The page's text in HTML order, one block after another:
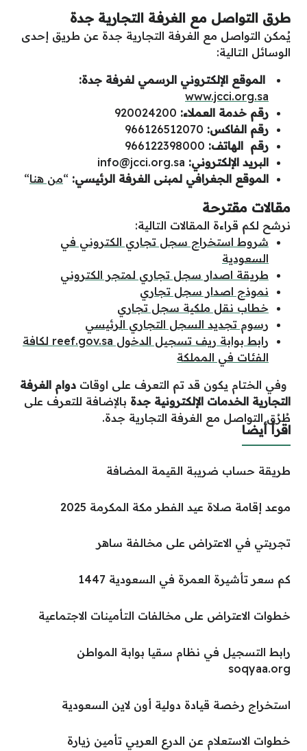
طرق التواصل مع الغرفة التجارية جدة
يُمكن التواصل مع الغرفة التجارية جدة عن طريق إحدى
الوسائل التالية:
الموقع الإلكتروني الرسمي لغرفة جدة:
www.jcci.org.sa
رقم خدمة العملاء: 920024200
رقم الفاكس:
رقم الهاتف: 966122398000
البريد الإلكتروني: info@jcci.org.sa
الموقع الجغرافي لمبنى الغرفة الرئيسي: “من هنا“
مقالات مقترحة
نرشح لكم قراءة المقالات التالية:
شروط استخراج سجل تجاري الكتروني في
السعودية
طريقة اصدار سجل تجاري لمتجر الكتروني
نموذج اصدار سجل تجاري
خطاب نقل ملكية سجل تجاري
رسوم تجديد السجل التجاري الرئيسي
رابط بوابة ريف تسجيل الدخول reef.gov.sa لكافة
الفئات في المملكة
وفي الختام يكون قد تم التعرف على اوقات دوام الغرفة
التجارية الخدمات الإلكترونية جدة بالإضافة للتعرف على
طُرُق التواصل مع الغرفة التجارية جدة.
اقرأ أيضا
طريقة حساب ضريبة القيمة المضافة
موعد إقامة صلاة عيد الفطر مكة المكرمة 2025
تجربتي في الاعتراض على مخالفة ساهر
كم سعر تأشيرة العمرة في السعودية 1447
خطوات الاعتراض على مخالفات التأمينات الاجتماعية
رابط التسجيل في نظام سقيا بوابة المواطن
soqyaa.org
استخراج رخصة قيادة دولية أون لاين السعودية
خطوات الاستعلام عن الدرع العربي تأمين زيارة